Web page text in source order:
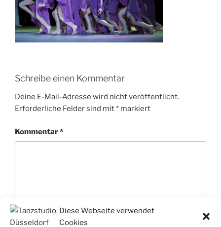
Diese Webseite verwendet
Cookies
Schreibe einen Kommentar
Deine E-Mail-Adresse wird nicht veröffentlicht.
Erforderliche Felder sind mit* markiert
Kommentar*